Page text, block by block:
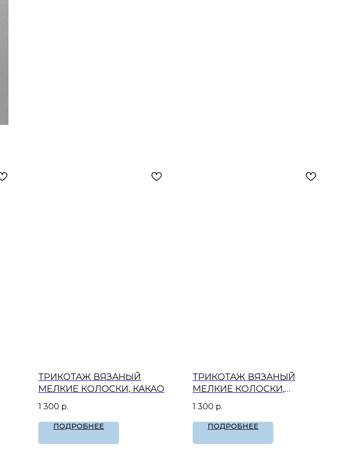
ТРИКОТАЖ ВЯЗАНЫЙ
МЕЛКИЕ КОЛОСКИ, КАКАО
1 300 р.
ПОДРОБНЕЕ
ТРИКОТАЖ ВЯЗАНЫЙ
МЕЛКИЕ КОЛОСКИ,
ТРЮФЕЛЬ
1 300 р.
ПОДРОБНЕЕ